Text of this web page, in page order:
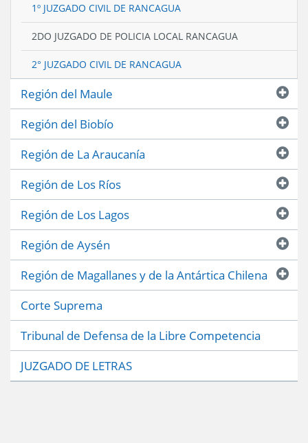
1º JUZGADO CIVIL DE RANCAGUA
2DO JUZGADO DE POLICIA LOCAL RANCAGUA
2° JUZGADO CIVIL DE RANCAGUA
Región del Maule
Región del Biobío
Región de La Araucanía
Región de Los Ríos
Región de Los Lagos
Región de Aysén
Región de Magallanes y de la Antártica Chilena
Corte Suprema
Tribunal de Defensa de la Libre Competencia
JUZGADO DE LETRAS